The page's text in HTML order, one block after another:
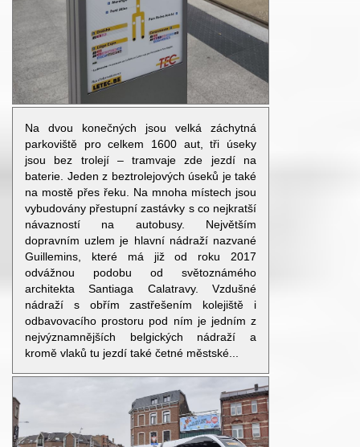
Na dvou konečných jsou velká záchytná
parkoviště pro celkem 1600 aut, tři úseky
jsou bez trolejí – tramvaje zde jezdí na
baterie. Jeden z beztrolejových úseků je také
na mostě přes řeku. Na mnoha místech jsou
vybudovány přestupní zastávky s co nejkratší
návazností na autobusy. Největším
dopravním uzlem je hlavní nádraží nazvané
Guillemins, které má již od roku 2017
odvážnou podobu od světoznámého
architekta Santiaga Calatravy. Vzdušné
nádraží s obřím zastřešením kolejiště i
odbavovacího prostoru pod ním je jedním z
nejvýznamnějších belgických nádraží a
kromě vlaků tu jezdí také četné městské...